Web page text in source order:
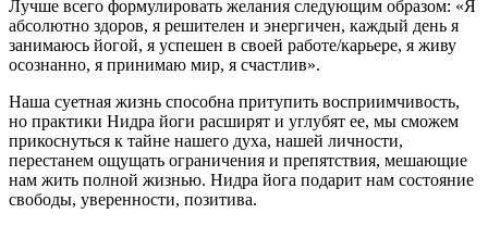
Лучше всего формулировать желания следующим образом: «Я
абсолютно здоров, я решителен и энергичен, каждый день я
занимаюсь йогой, я успешен в своей работе/карьере, я живу
осознанно, я принимаю мир, я счастлив».
Наша суетная жизнь способна притупить восприимчивость,
но практики Нидра йоги расширят и углубят ее, мы сможем
прикоснуться к тайне нашего духа, нашей личности,
перестанем ощущать ограничения и препятствия, мешающие
нам жить полной жизнью. Нидра йога подарит нам состояние
свободы, уверенности, позитива.